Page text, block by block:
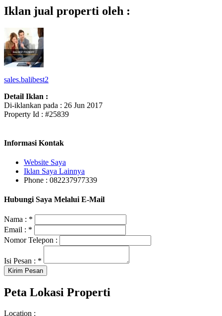
Iklan jual properti oleh :
sales.balibest2
Detail Iklan :
Di-iklankan pada : 26 Jun 2017
Property Id : #25839
Informasi Kontak
Website Saya
Iklan Saya Lainnya
Phone : 082237977339
Hubungi Saya Melalui E-Mail
Nama : *
Email : *
Nomor Telepon :
Isi Pesan : *
Peta Lokasi Properti
Location :